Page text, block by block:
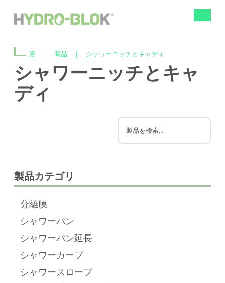
え
家 | 商品 | シャワーニッチとキャディ
シャワーニッチとキャ
ディ
製品カテゴリ
分離膜
シャワーパン
シャワーパン延長
シャワーカーブ
シャワースロープ